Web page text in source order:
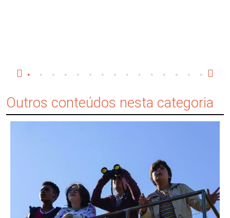
Outros conteúdos nesta categoria